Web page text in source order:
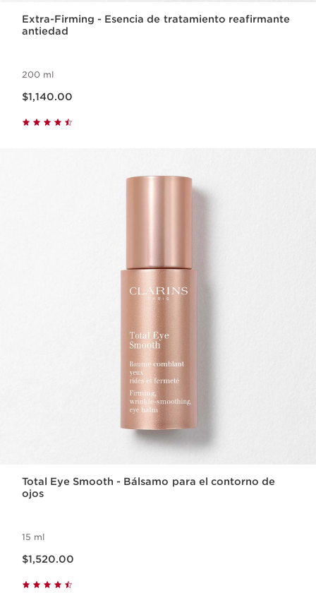
Extra-Firming - Esencia de tratamiento reafirmante
antiedad
200 ml
$1,140.00
Total Eye Smooth - Bálsamo para el contorno de
ojos
15 ml
$1,520.00